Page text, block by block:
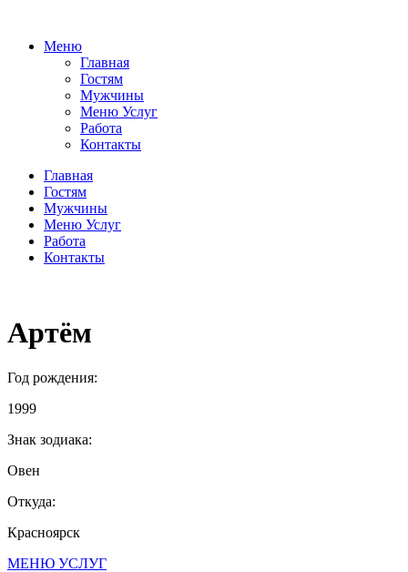
Меню
Главная
Гостям
Мужчины
Меню Услуг
Работа
Контакты
Главная
Гостям
Мужчины
Меню Услуг
Работа
Контакты
Артём
Год рождения:
1999
Знак зодиака:
Овен
Откуда:
Красноярск
МЕНЮ УСЛУГ